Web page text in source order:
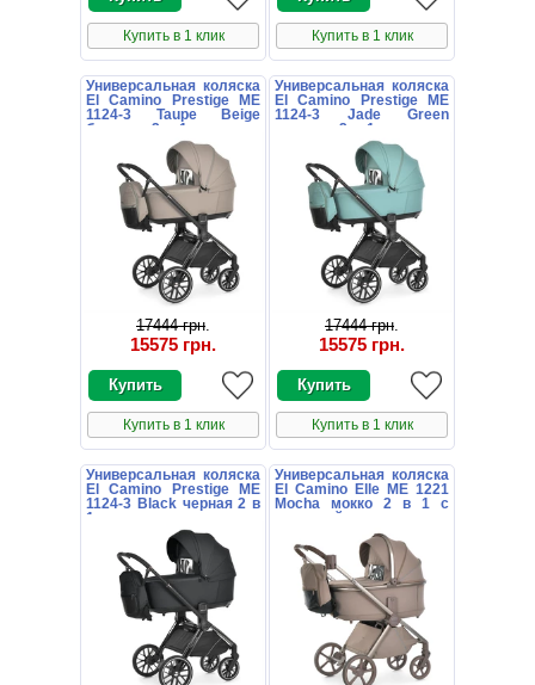
Купить в 1 клик Купить в 1 клик
Универсальная коляска
El Camino Prestige ME
1124-3 Taupe Beige
бежевая 2 в 1 люлька и
прогулочный блок
17444 грн.
15575 грн.
Купить в 1 клик
Универсальная коляска
El Camino Prestige ME
1124-3 Jade Green
зеленая 2 в 1 люлька и
прогулочный блок
17444 грн.
15575 грн.
Купить в 1 клик
Универсальная коляска
El Camino Prestige ME
1124-3 Black черная 2 в
1 люлька и
прогулочный блок
Универсальная коляска
El Camino Elle ME 1221
Mocha мокко 2 в 1 с
сумочкой